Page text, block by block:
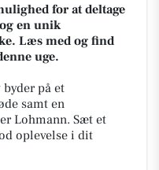
for at deltage
en unik
Læs med og find
uge.
på et
samt en
Lohmann. Sæt et
oplevelse i dit